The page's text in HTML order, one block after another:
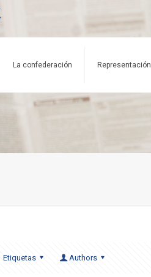
La confederación Representación
Etiquetas Authors